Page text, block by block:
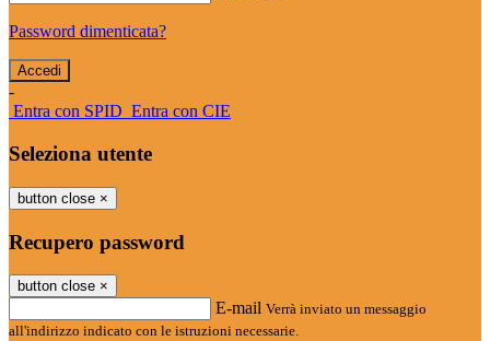
Password dimenticata?
-
Entra con SPID Entra con CIE
Seleziona utente
button close ×
Recupero password
button close ×
E-mail Verrà inviato un messaggio
all'indirizzo indicato con le istruzioni necessarie.